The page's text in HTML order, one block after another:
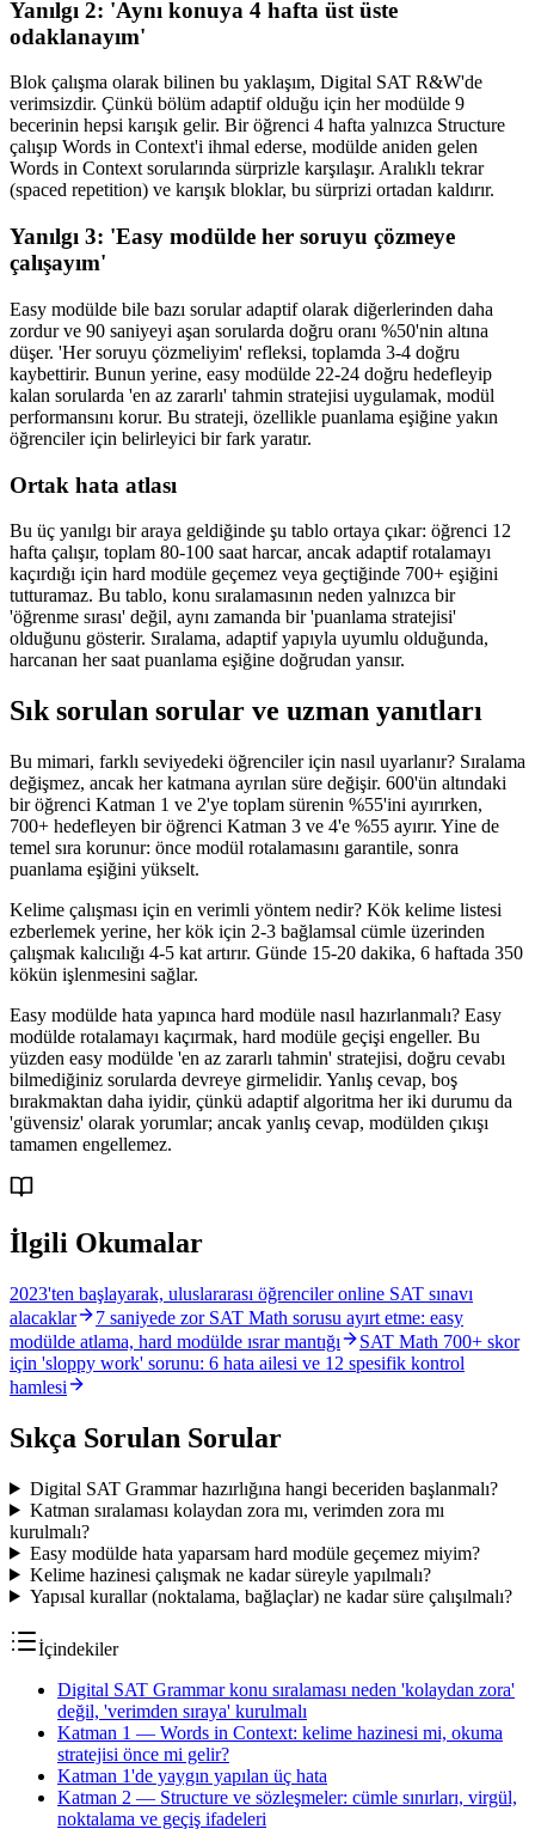
Yanılgı 2: 'Aynı konuya 4 hafta üst üste
odaklanayım'
Blok çalışma olarak bilinen bu yaklaşım, Digital SAT R&W'de
verimsizdir. Çünkü bölüm adaptif olduğu için her modülde 9
becerinin hepsi karışık gelir. Bir öğrenci 4 hafta yalnızca Structure
çalışıp Words in Context'i ihmal ederse, modülde aniden gelen
Words in Context sorularında sürprizle karşılaşır. Aralıklı tekrar
(spaced repetition) ve karışık bloklar, bu sürprizi ortadan kaldırır.
Yanılgı 3: 'Easy modülde her soruyu çözmeye
çalışayım'
Easy modülde bile bazı sorular adaptif olarak diğerlerinden daha
zordur ve 90 saniyeyi aşan sorularda doğru oranı %50'nin altına
düşer. 'Her soruyu çözmeliyim' refleksi, toplamda 3-4 doğru
kaybettirir. Bunun yerine, easy modülde 22-24 doğru hedefleyip
kalan sorularda 'en az zararlı' tahmin stratejisi uygulamak, modül
performansını korur. Bu strateji, özellikle puanlama eşiğine yakın
öğrenciler için belirleyici bir fark yaratır.
Ortak hata atlası
Bu üç yanılgı bir araya geldiğinde şu tablo ortaya çıkar: öğrenci 12
hafta çalışır, toplam 80-100 saat harcar, ancak adaptif rotalamayı
kaçırdığı için hard modüle geçemez veya geçtiğinde 700+ eşiğini
tutturamaz. Bu tablo, konu sıralamasının neden yalnızca bir
'öğrenme sırası' değil, aynı zamanda bir 'puanlama stratejisi'
olduğunu gösterir. Sıralama, adaptif yapıyla uyumlu olduğunda,
harcanan her saat puanlama eşiğine doğrudan yansır.
Sık sorulan sorular ve uzman yanıtları
Bu mimari, farklı seviyedeki öğrenciler için nasıl uyarlanır? Sıralama
değişmez, ancak her katmana ayrılan süre değişir. 600'ün altındaki
bir öğrenci Katman 1 ve 2'ye toplam sürenin %55'ini ayırırken,
700+ hedefleyen bir öğrenci Katman 3 ve 4'e %55 ayırır. Yine de
temel sıra korunur: önce modül rotalamasını garantile, sonra
puanlama eşiğini yükselt.
Kelime çalışması için en verimli yöntem nedir? Kök kelime listesi
ezberlemek yerine, her kök için 2-3 bağlamsal cümle üzerinden
çalışmak kalıcılığı 4-5 kat artırır. Günde 15-20 dakika, 6 haftada 350
kökün işlenmesini sağlar.
Easy modülde hata yapınca hard modüle nasıl hazırlanmalı? Easy
modülde rotalamayı kaçırmak, hard modüle geçişi engeller. Bu
yüzden easy modülde 'en az zararlı tahmin' stratejisi, doğru cevabı
bilmediğiniz sorularda devreye girmelidir. Yanlış cevap, boş
bırakmaktan daha iyidir, çünkü adaptif algoritma her iki durumu da
'güvensiz' olarak yorumlar; ancak yanlış cevap, modülden çıkışı
tamamen engellemez.
İlgili Okumalar
2023'ten başlayarak, uluslararası öğrenciler online SAT sınavı
alacaklar
7 saniyede zor SAT Math sorusu ayırt etme: easy
modülde atlama, hard modülde ısrar mantığı
SAT Math 700+ skor
için 'sloppy work' sorunu: 6 hata ailesi ve 12 spesifik kontrol
hamlesi
Sıkça Sorulan Sorular
Digital SAT Grammar hazırlığına hangi beceriden başlanmalı?
Katman sıralaması kolaydan zora mı, verimden zora mı
kurulmalı?
Easy modülde hata yaparsam hard modüle geçemez miyim?
Kelime hazinesi çalışmak ne kadar süreyle yapılmalı?
Yapısal kurallar (noktalama, bağlaçlar) ne kadar süre çalışılmalı?
İçindekiler
Digital SAT Grammar konu sıralaması neden 'kolaydan zora'
değil, 'verimden sıraya' kurulmalı
Katman 1 — Words in Context: kelime hazinesi mi, okuma
stratejisi önce mi gelir?
Katman 1'de yaygın yapılan üç hata
Katman 2 — Structure ve sözleşmeler: cümle sınırları, virgül,
noktalama ve geçiş ifadeleri